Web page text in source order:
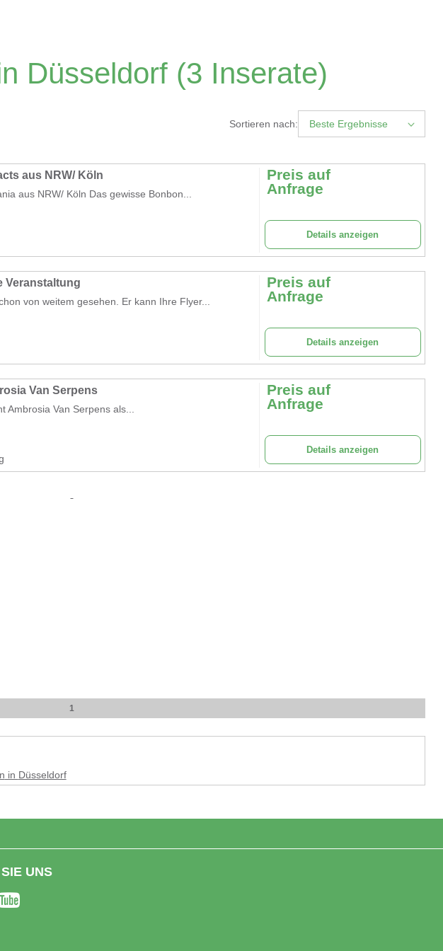
Düsseldorf (3 Inserate)
Sortieren nach: Beste Ergebnisse
aus NRW/ Köln
aus NRW/ Köln Das gewisse Bonbon...
Preis auf
Anfrage
Details anzeigen
Veranstaltung
von weitem gesehen. Er kann Ihre Flyer...
Preis auf
Anfrage
Details anzeigen
Van Serpens
Ambrosia Van Serpens als...
Preis auf
Anfrage
Details anzeigen
1
in Düsseldorf
UNS